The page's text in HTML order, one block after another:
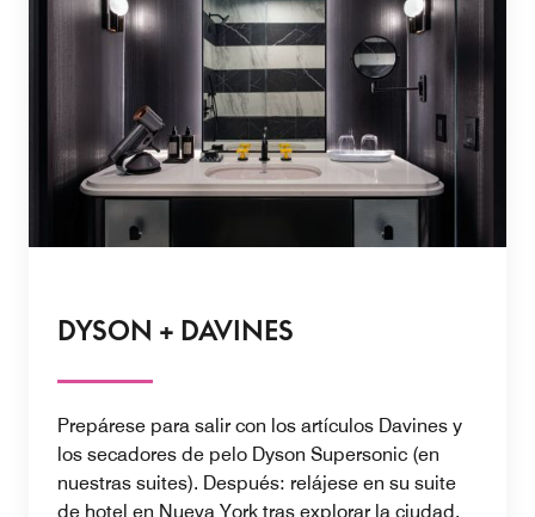
DYSON + DAVINES
Prepárese para salir con los artículos Davines y
los secadores de pelo Dyson Supersonic (en
nuestras suites). Después: relájese en su suite
de hotel en Nueva York tras explorar la ciudad.